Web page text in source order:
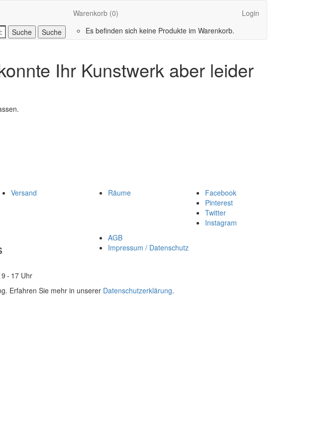
Suche
Warenkorb (0)
Es befinden sich keine Produkte im Warenkorb.
Login
Ihr Kunstwerk aber leider
Versand Räume
Facebook
Pinterest
Twitter
Instagram
- 17 Uhr
AGB
Impressum / Datenschutz
Erfahren Sie mehr in unserer Datenschutzerklärung.